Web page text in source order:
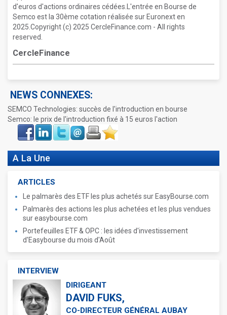
d'euros d'actions ordinaires cédées.L'entrée en Bourse de
Semco est la 30ème cotation réalisée sur Euronext en
2025.Copyright (c) 2025 CercleFinance.com - All rights
reserved.
CercleFinance
NEWS CONNEXES:
SEMCO Technologies: succès de l'introduction en bourse
Semco: le prix de l'introduction fixé à 15 euros l'action
Face
book
LinkIn Twitter Envoyer ImprimerFavoris
A La Une
ARTICLES
Le palmarès des ETF les plus achetés sur EasyBourse.com
Palmarès des actions les plus achetées et les plus vendues
sur easybourse.com
Portefeuilles ETF & OPC : les idées d'investissement
d'Easybourse du mois d'Août
INTERVIEW
DIRIGEANT
DAVID FUKS,
CO-DIRECTEUR GÉNÉRAL AUBAY